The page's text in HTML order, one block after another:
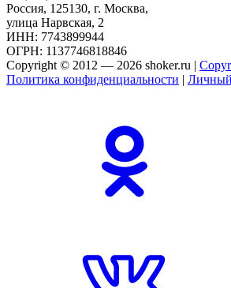
Россия, 125130, г. Москва,
улица Нарвская, 2
ИНН: 7743899944
ОГРН: 1137746818846
Copyright © 2012 — 2026 shoker.ru |
Политика конфиденциальности |